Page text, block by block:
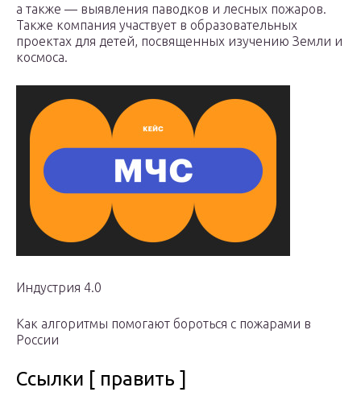
а также — выявления паводков и лесных пожаров.
Также компания участвует в образовательных
проектах для детей, посвященных изучению Земли и
космоса.
Индустрия 4.0
Как алгоритмы помогают бороться с пожарами в
России
Ссылки [ править ]